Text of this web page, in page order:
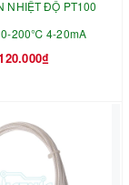
NHIỆT ĐỘ PT100
0-200℃ 4-20mA